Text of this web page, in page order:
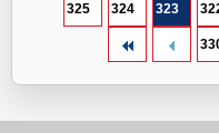
323
324
325